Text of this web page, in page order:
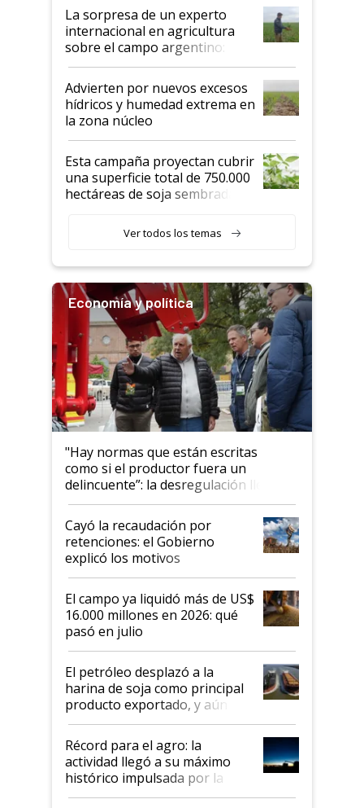
La sorpresa de un experto
internacional en agricultura
sobre el campo argentino:
"Estoy muy impresionado"
Advierten por nuevos excesos
hídricos y humedad extrema en
la zona núcleo
Esta campaña proyectan cubrir
una superficie total de 750.000
hectáreas de soja sembradas
variedades que marcan un
salto tecnológico en genética y
Ver todos los temas
Economía y política
"Hay normas que están escritas
como si el productor fuera un
delincuente”: la desregulación llegó
al Congreso Aapresid y hasta se
habló del financiamiento al IPCVA
Cayó la recaudación por
retenciones: el Gobierno
explicó los motivos
El campo ya liquidó más de US$
16.000 millones en 2026: qué
pasó en julio
El petróleo desplazó a la
harina de soja como principal
producto exportado, y aún así
el agro aportó casi seis de cada
diez dólares y sostuvo el
liderazgo en un semestre
récord
Récord para el agro: la
actividad llegó a su máximo
histórico impulsada por la
cosecha y las exportaciones